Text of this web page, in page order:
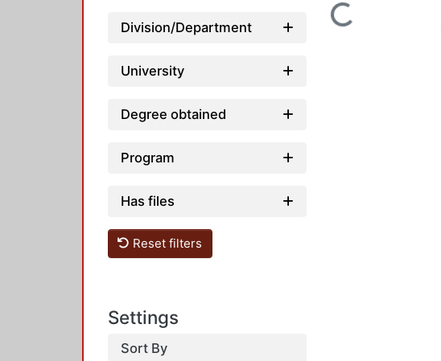
Division/Department
University
Degree obtained
Program
Has files
Reset filters
Settings
Sort By
Loading...